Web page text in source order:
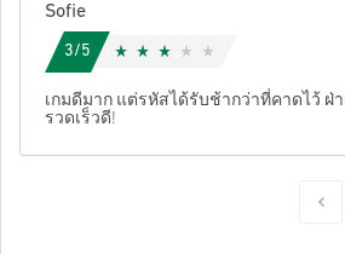
Sofie
3/5
เกมดีมาก แต่รหัสได้รับช้ากว่าที่คาดไว้
รวดเร็วดี!